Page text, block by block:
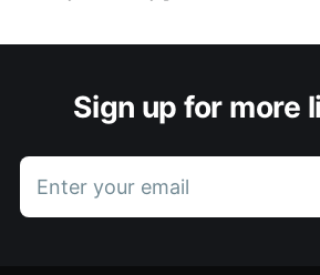
Sign up for more
Enter your email